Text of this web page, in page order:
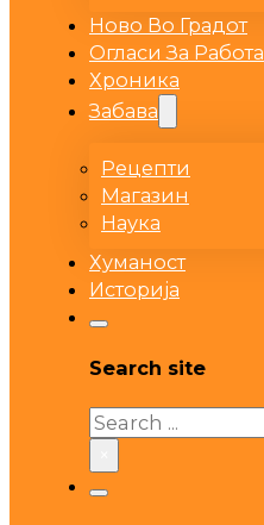
Ново Во Градот
Огласи За Работа
Хроника
Забава
Рецепти
Магазин
Наука
Хуманост
Историја
Search site
Search